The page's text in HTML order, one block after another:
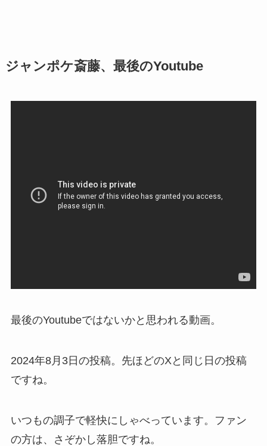
ジャンポケ斎藤、最後のYoutube
最後のYoutubeではないかと思われる動画。
2024年8月3日の投稿。先ほどのXと同じ日の投稿
ですね。
いつもの調子で軽快にしゃべっています。ファン
の方は、さぞかし落胆ですね。